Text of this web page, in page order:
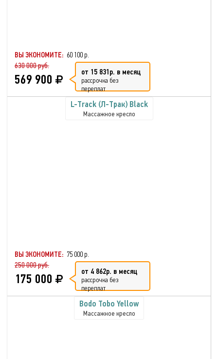
ВЫ ЭКОНОМИТЕ: 60 100 р.
630 000 руб.
569 900 от 15 831р. в месяц
рассрочка без
переплат
L-Track (Л-Трак) Black
Массажное кресло
ВЫ ЭКОНОМИТЕ: 75 000 р.
250 000 руб.
175 000 от 4 862р. в месяц
рассрочка без
переплат
Bodo Tobo Yellow
Массажное кресло